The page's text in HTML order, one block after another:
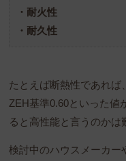
・耐火性
・耐久性
たとえば断熱性であれば
ZEH基準0.60といった値
ると高性能と言うのかは
検討中のハウスメーカー